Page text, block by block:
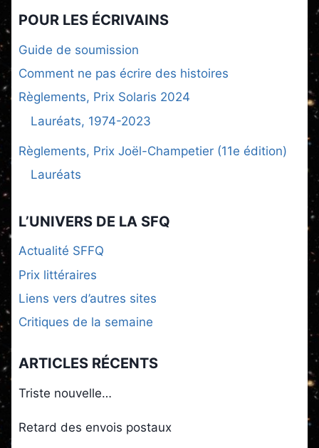
POUR LES ÉCRIVAINS
Guide de soumission
Comment ne pas écrire des histoires
Règlements, Prix Solaris 2024
Lauréats, 1974-2023
Règlements, Prix Joël-Champetier (11e édition)
Lauréats
L’UNIVERS DE LA SFQ
Actualité SFFQ
Prix littéraires
Liens vers d’autres sites
Critiques de la semaine
ARTICLES RÉCENTS
Triste nouvelle…
Retard des envois postaux